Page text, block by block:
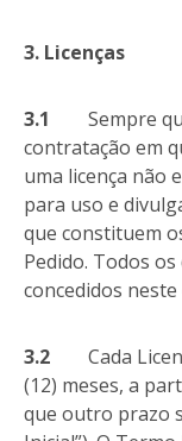
3. Licenças
3.1 Sempre
contratação em
uma licença não
para uso e
que constituem
Pedido. Todos
concedidos
3.2 Cada
(12) meses, a
que outro prazo